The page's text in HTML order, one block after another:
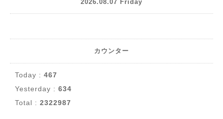
2026.08.07 Friday
カウンター
Today : 467
Yesterday : 634
Total : 2322987